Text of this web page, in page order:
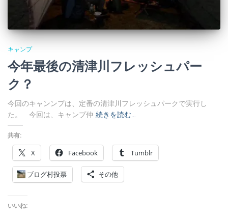
キャンプ
今年最後の清津川フレッシュパー
ク？
今回のキャンンプは、定番の清津川フレッシュパークで実行し
た。 今回は、キャンプ仲 続きを読む…
共有:
X Facebook Tumblr
ブログ村投票 その他
いいね: